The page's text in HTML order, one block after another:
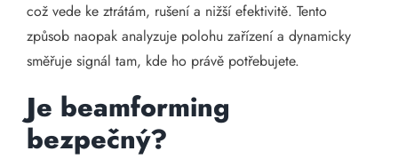
což vede ke ztrátám, rušení a nižší efektivitě. Tento
způsob naopak analyzuje polohu zařízení a dynamicky
směřuje signál tam, kde ho právě potřebujete.
Je beamforming
bezpečný?